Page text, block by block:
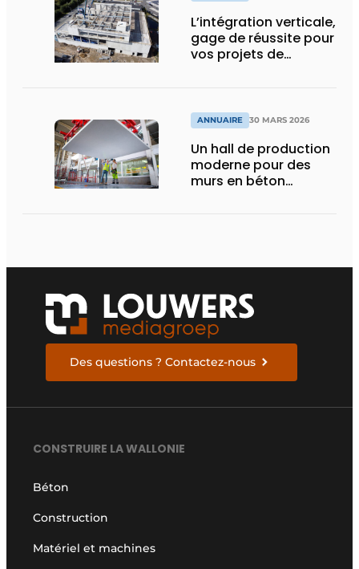
L’intégration verticale,
gage de réussite pour
vos projets de
ANNUAIRE 30 MARS 2026
Un hall de production
moderne pour des
murs en béton
Des questions ? Contactez-nous
CONSTRUIRE LA WALLONIE
Béton
Construction
Matériel et machines